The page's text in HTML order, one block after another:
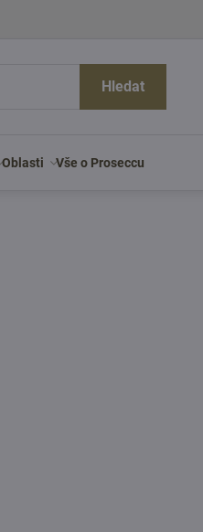
Hledat
Oblasti Vše o Proseccu